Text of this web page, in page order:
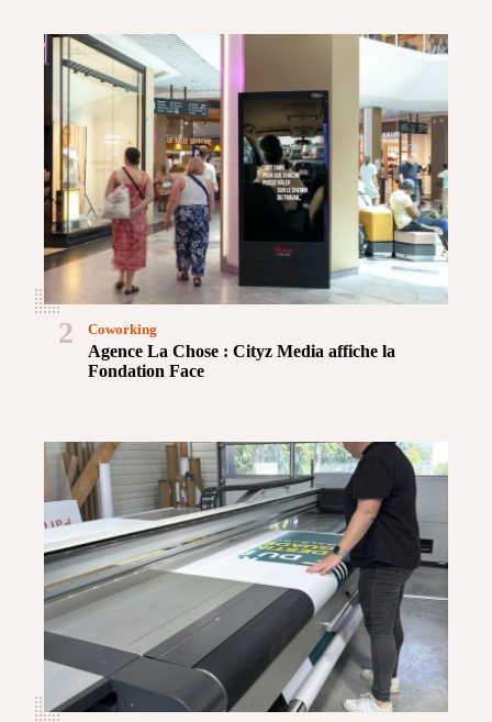
2
Agence La Chose : Cityz Media affiche la
Fondation Face
Coworking